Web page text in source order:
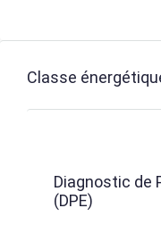
Classe
Diagnostic de
(DPE)